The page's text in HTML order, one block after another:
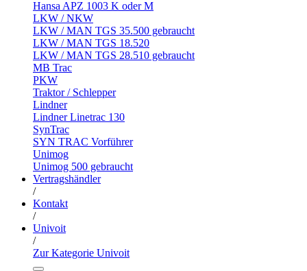
Hansa APZ 1003 K oder M
LKW / NKW
LKW / MAN TGS 35.500 gebraucht
LKW / MAN TGS 18.520
LKW / MAN TGS 28.510 gebraucht
MB Trac
PKW
Traktor / Schlepper
Lindner
Lindner Linetrac 130
SynTrac
SYN TRAC Vorführer
Unimog
Unimog 500 gebraucht
Vertragshändler
/
Kontakt
/
Univoit
/
Zur Kategorie Univoit